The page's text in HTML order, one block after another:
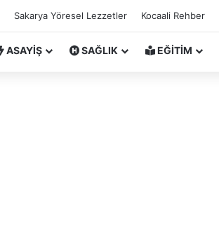
Sakarya Yöresel Lezzetler Kocaali Rehber
ASAYİŞ SAĞLIK EĞİTİM